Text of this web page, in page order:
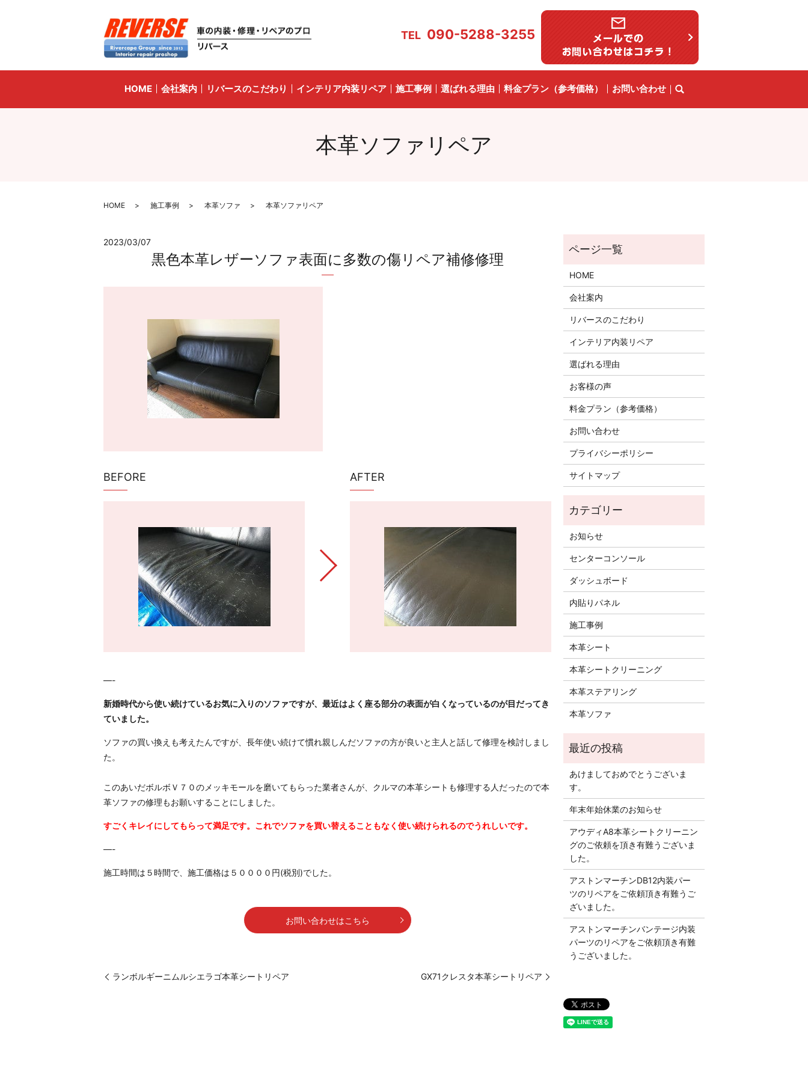
HOME 会社案内 リバースのこだわり インテリア内装リペア 施工事例 選ばれる理由 料金プラン（参考価格） お問い合わせ
TEL 090-5288-3255
本革ソファリペア
HOME 施工事例 本革ソファ 本革ソファリペア
2023/03/07
黒色本革レザーソファ表面に多数の傷リペア補修修理
BEFORE AFTER
—-
新婚時代から使い続けているお気に入りのソファですが、最近はよく座る部分の表面が白くなっているのが目だってき
ていました。
ソファの買い換えも考えたんですが、長年使い続けて慣れ親しんだソファの方が良いと主人と話して修理を検討しまし
た。
このあいだボルボＶ７０のメッキモールを磨いてもらった業者さんが、クルマの本革シートも修理する人だったので本
革ソファの修理もお願いすることにしました。
すごくキレイにしてもらって満足です。これでソファを買い替えることもなく使い続けられるのでうれしいです。
—-
施工時間は５時間で、施工価格は５００００円(税別)でした。
お問い合わせはこちら
ランボルギーニムルシエラゴ本革シートリペア GX71クレスタ本革シートリペア
HOME
会社案内
リバースのこだわり
インテリア内装リペア
選ばれる理由
お客様の声
料金プラン（参考価格）
お問い合わせ
プライバシーポリシー
サイトマップ
お知らせ
センターコンソール
ダッシュボード
内貼りパネル
施工事例
本革シート
本革シートクリーニング
本革ステアリング
本革ソファ
あけましておめでとうございま
す。
年末年始休業のお知らせ
アウディA8本革シートクリーニン
グのご依頼を頂き有難うございま
した。
アストンマーチンDB12内装パー
ツのリペアをご依頼頂き有難うご
ざいました。
アストンマーチンバンテージ内装
パーツのリペアをご依頼頂き有難
うございました。